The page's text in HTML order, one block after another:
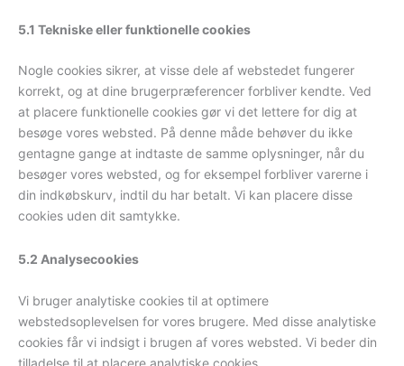
5.1 Tekniske eller funktionelle cookies
Nogle cookies sikrer, at visse dele af webstedet fungerer
korrekt, og at dine brugerpræferencer forbliver kendte. Ved
at placere funktionelle cookies gør vi det lettere for dig at
besøge vores websted. På denne måde behøver du ikke
gentagne gange at indtaste de samme oplysninger, når du
besøger vores websted, og for eksempel forbliver varerne i
din indkøbskurv, indtil du har betalt. Vi kan placere disse
cookies uden dit samtykke.
5.2 Analysecookies
Vi bruger analytiske cookies til at optimere
webstedsoplevelsen for vores brugere. Med disse analytiske
cookies får vi indsigt i brugen af ​​vores websted. Vi beder din
tilladelse til at placere analytiske cookies.